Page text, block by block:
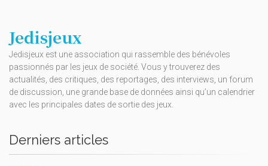
Jedisjeux
Jedisjeux est une association qui rassemble des bénévoles
passionnés par les jeux de société. Vous y trouverez des
actualités, des critiques, des reportages, des interviews, un forum
de discussion, une grande base de données ainsi qu’un calendrier
avec les principales dates de sortie des jeux.
Derniers articles